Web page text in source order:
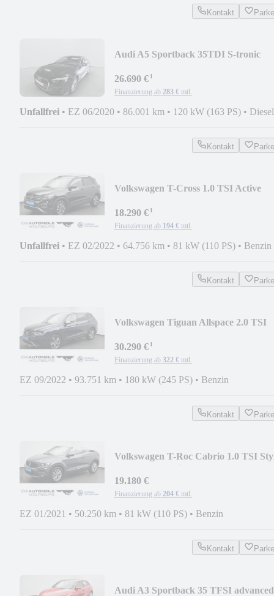
Kontakt
Audi A5 Sportback 35TDI S-tronic
26.690 €¹
Finanzierung ab 283 € mtl.
Unfallfrei • EZ 06/2020 • 86.001 km • 120 kW (163 PS) • Diesel
Kontakt
Volkswagen T-Cross 1.0 TSI Active
18.290 €¹
Finanzierung ab 194 € mtl.
Unfallfrei • EZ 02/2022 • 64.756 km • 81 kW (110 PS) • Benzin
Kontakt
Volkswagen Tiguan Allspace 2.0 TSI
30.290 €¹
Finanzierung ab 322 € mtl.
EZ 09/2022 • 93.751 km • 180 kW (245 PS) • Benzin
Kontakt
Volkswagen T-Roc Cabrio 1.0 TSI
19.180 €
Finanzierung ab 204 € mtl.
EZ 01/2021 • 50.250 km • 81 kW (110 PS) • Benzin
Kontakt
Audi A3 Sportback 35 TFSI advanced